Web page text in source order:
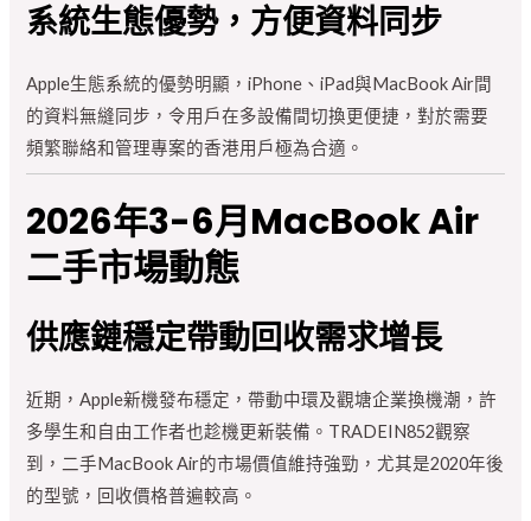
系統生態優勢，方便資料同步
Apple生態系統的優勢明顯，iPhone、iPad與MacBook Air間
的資料無縫同步，令用戶在多設備間切換更便捷，對於需要
頻繁聯絡和管理專案的香港用戶極為合適。
2026年3-6月MacBook Air
二手市場動態
供應鏈穩定帶動回收需求增長
近期，Apple新機發布穩定，帶動中環及觀塘企業換機潮，許
多學生和自由工作者也趁機更新裝備。TRADEIN852觀察
到，二手MacBook Air的市場價值維持強勁，尤其是2020年後
的型號，回收價格普遍較高。